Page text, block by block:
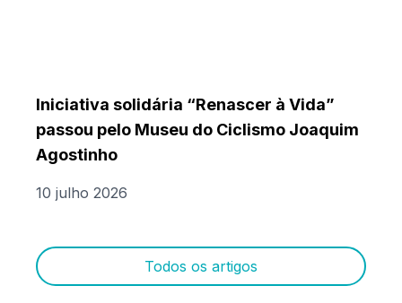
Iniciativa solidária “Renascer à Vida”
passou pelo Museu do Ciclismo Joaquim
Agostinho
10 julho 2026
Todos os artigos